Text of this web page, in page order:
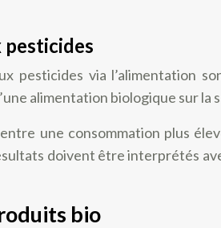
pesticides
pesticides via l’alimentation
alimentation biologique sur la
une consommation plus
doivent être interprétés
bio